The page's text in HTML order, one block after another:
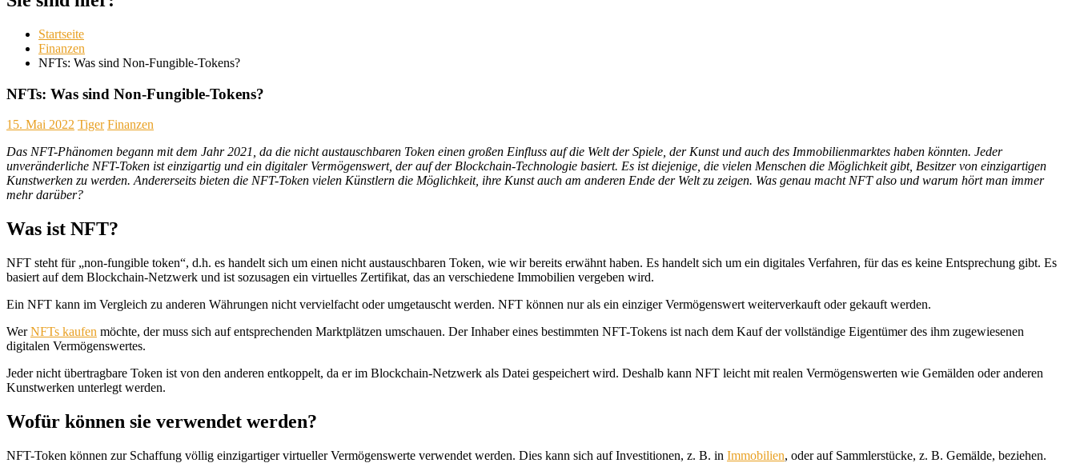
Startseite
Finanzen
NFTs: Was sind Non-Fungible-Tokens?
NFTs: Was sind Non-Fungible-Tokens?
15. Mai 2022 Tiger Finanzen
Das NFT-Phänomen begann mit dem Jahr 2021, da die nicht austauschbaren Token einen großen Einfluss auf die Welt der Spiele, der Kunst und auch des Immobilienmarktes haben könnten. Jeder
unveränderliche NFT-Token ist einzigartig und ein digitaler Vermögenswert, der auf der Blockchain-Technologie basiert. Es ist diejenige, die vielen Menschen die Möglichkeit gibt, Besitzer von einzigartigen
Kunstwerken zu werden. Andererseits bieten die NFT-Token vielen Künstlern die Möglichkeit, ihre Kunst auch am anderen Ende der Welt zu zeigen. Was genau macht NFT also und warum hört man immer
mehr darüber?
Was ist NFT?
NFT steht für „non-fungible token“, d.h. es handelt sich um einen nicht austauschbaren Token, wie wir bereits erwähnt haben. Es handelt sich um ein digitales Verfahren, für das es keine Entsprechung gibt. Es
basiert auf dem Blockchain-Netzwerk und ist sozusagen ein virtuelles Zertifikat, das an verschiedene Immobilien vergeben wird.
Ein NFT kann im Vergleich zu anderen Währungen nicht vervielfacht oder umgetauscht werden. NFT können nur als ein einziger Vermögenswert weiterverkauft oder gekauft werden.
WerNFTs kaufen möchte, der muss sich auf entsprechenden Marktplätzen umschauen. Der Inhaber eines bestimmten NFT-Tokens ist nach dem Kauf der vollständige Eigentümer des ihm zugewiesenen
digitalen Vermögenswertes.
Jeder nicht übertragbare Token ist von den anderen entkoppelt, da er im Blockchain-Netzwerk als Datei gespeichert wird. Deshalb kann NFT leicht mit realen Vermögenswerten wie Gemälden oder anderen
Kunstwerken unterlegt werden.
Wofür können sie verwendet werden?
NFT-Token können zur Schaffung völlig einzigartiger virtueller Vermögenswerte verwendet werden. Dies kann sich auf Investitionen, z. B. in Immobilien, oder auf Sammlerstücke, z. B. Gemälde, beziehen.